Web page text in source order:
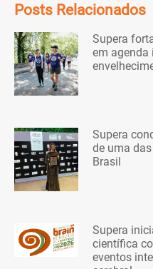
Posts Relacionados
Supera
em agenda
Supera
de uma
Brasil
Supera
científica
eventos